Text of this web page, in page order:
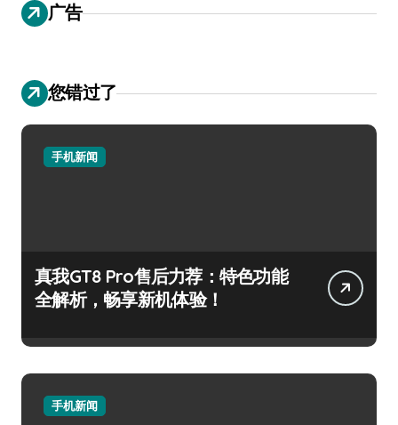
广告
您错过了
手机新闻
真我GT8 Pro售后力荐：特色功能
全解析，畅享新机体验！
手机新闻